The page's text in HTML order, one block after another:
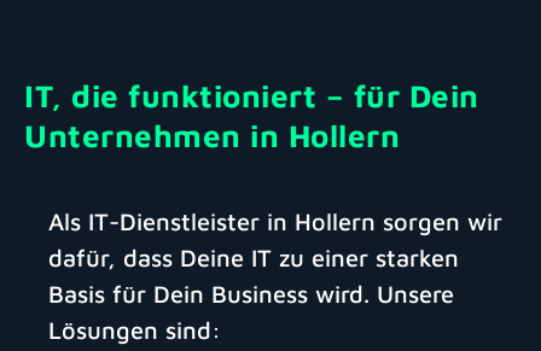
IT, die funktioniert – für Dein
Unternehmen in Hollern
Als IT-Dienstleister in Hollern sorgen wir
dafür, dass Deine IT zu einer starken
Basis für Dein Business wird. Unsere
Lösungen sind: